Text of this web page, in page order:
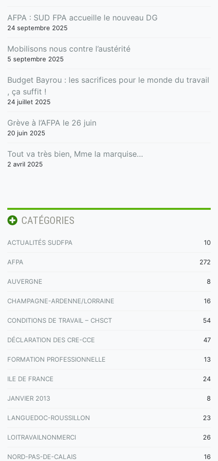
AFPA : SUD FPA accueille le nouveau DG
24 septembre 2025
Mobilisons nous contre l’austérité
5 septembre 2025
Budget Bayrou : les sacrifices pour le monde du travail
, ça suffit !
24 juillet 2025
Grève à l’AFPA le 26 juin
20 juin 2025
Tout va très bien, Mme la marquise…
2 avril 2025
CATÉGORIES
ACTUALITÉS SUDFPA 10
AFPA 272
AUVERGNE 8
CHAMPAGNE-ARDENNE/LORRAINE 16
CONDITIONS DE TRAVAIL – CHSCT 54
DÉCLARATION DES CRE-CCE 47
FORMATION PROFESSIONNELLE 13
ILE DE FRANCE 24
JANVIER 2013 8
LANGUEDOC-ROUSSILLON 23
LOITRAVAILNONMERCI 26
NORD-PAS-DE-CALAIS 16